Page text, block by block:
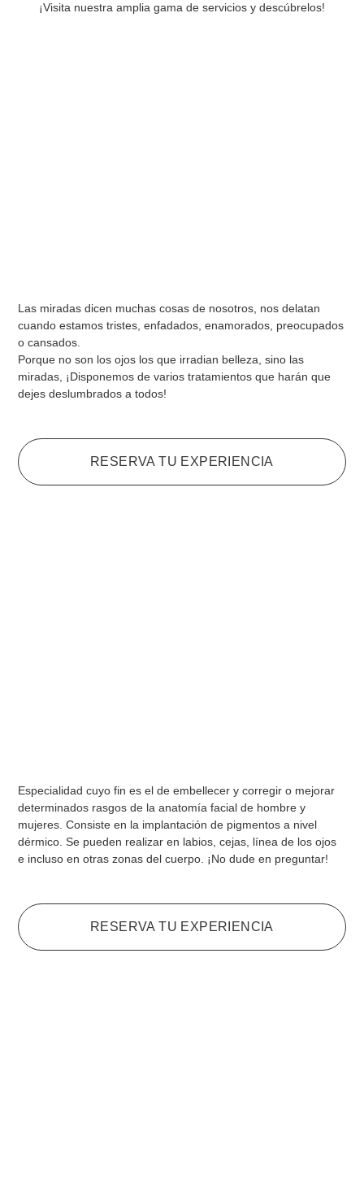
¡Visita nuestra amplia gama de servicios y descúbrelos!
Las miradas dicen muchas cosas de nosotros, nos delatan
cuando estamos tristes, enfadados, enamorados, preocupados
o cansados.
Porque no son los ojos los que irradian belleza, sino las
miradas, ¡Disponemos de varios tratamientos que harán que
dejes deslumbrados a todos!
RESERVA TU EXPERIENCIA
Especialidad cuyo fin es el de embellecer y corregir o mejorar
determinados rasgos de la anatomía facial de hombre y
mujeres. Consiste en la implantación de pigmentos a nivel
dérmico. Se pueden realizar en labios, cejas, línea de los ojos
e incluso en otras zonas del cuerpo. ¡No dude en preguntar!
RESERVA TU EXPERIENCIA